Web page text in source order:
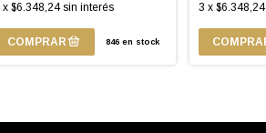
x $6.348,24 sin interés
846en stock
3 x $6.348,24